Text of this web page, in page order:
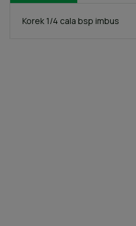
Korek 1/4 cala bsp imbus